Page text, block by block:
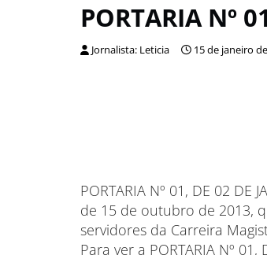
PORTARIA Nº
Jornalista: Leticia 15 de janeiro
PORTARIA Nº 01, DE 02
de 15 de outubro de 2013,
servidores da Carreira
Para ver a PORTARIA Nº 01,